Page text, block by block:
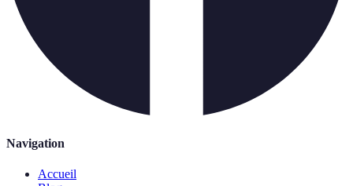
Navigation
Accueil